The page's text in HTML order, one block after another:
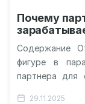
Почему
Содержание
фигуре в
партнера для
29.11.2025